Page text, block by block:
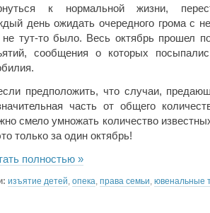
к нормальной жизни,
день ожидать очередного грома с
тут-то было. Весь октябрь прошел
сообщения о которых
предположить, что случаи,
часть от общего
смело умножать количество
только за один октябрь!
полностью »
изъятие детей, опека, права семьи, ювенальные